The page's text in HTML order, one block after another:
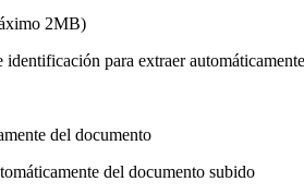
2MB)
identificación para extraer
del documento
del documento subido